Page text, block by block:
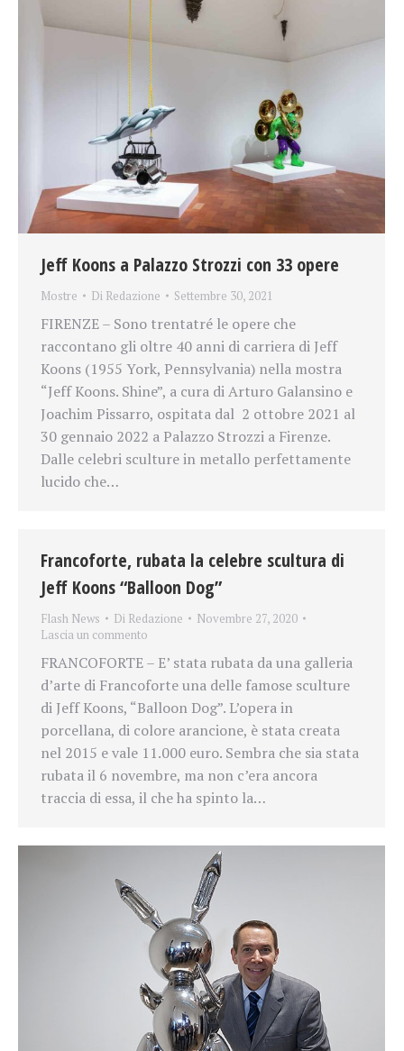
Jeff Koons a Palazzo Strozzi con 33 opere
Mostre Di Redazione Settembre 30, 2021
FIRENZE – Sono trentatré le opere che
raccontano gli oltre 40 anni di carriera di Jeff
Koons (1955 York, Pennsylvania) nella mostra
“Jeff Koons. Shine”, a cura di Arturo Galansino e
Joachim Pissarro, ospitata dal 2 ottobre 2021 al
30 gennaio 2022 a Palazzo Strozzi a Firenze.
Dalle celebri sculture in metallo perfettamente
lucido che…
Francoforte, rubata la celebre scultura di
Jeff Koons “Balloon Dog”
Flash News Di Redazione
Novembre 27, 2020
Lascia un commento
FRANCOFORTE – E’ stata rubata da una galleria
d’arte di Francoforte una delle famose sculture
di Jeff Koons, “Balloon Dog”. L’opera in
porcellana, di colore arancione, è stata creata
nel 2015 e vale 11.000 euro. Sembra che sia stata
rubata il 6 novembre, ma non c’era ancora
traccia di essa, il che ha spinto la…